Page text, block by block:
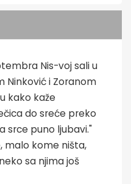
Nis-voj sali u
Ninković i Zoranom
kako kaže
do sreće preko
srce puno ljubavi."
malo kome ništa,
sa njima još